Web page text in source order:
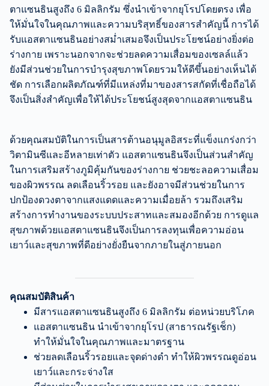
ตาแซนธินสูงถึง 6 มิลลิกรัม ซึ่งนำเข้าจากยุโรปโดยตรง เพื่อ
ให้มั่นใจในคุณภาพและความบริสุทธิ์ของสารสำคัญนี้ การได้
รับแอสตาแซนธินอย่างสม่ำเสมอจึงเป็นประโยชน์อย่างยิ่งต่อ
ร่างกาย เพราะนอกจากจะช่วยลดความเสื่อมของเซลล์แล้ว
ยังมีส่วนช่วยในการบำรุงสุขภาพโดยรวมให้ดีขึ้นอย่างเห็นได้
ชัด การเลือกผลิตภัณฑ์ที่มีแหล่งที่มาของสารสกัดที่เชื่อถือได้
จึงเป็นสิ่งสำคัญเพื่อให้ได้ประโยชน์สูงสุดจากแอสตาแซนธิน
ด้วยคุณสมบัติในการเป็นสารต้านอนุมูลอิสระที่แข็งแกร่งกว่า
วิตามินซีและอีหลายเท่าตัว แอสตาแซนธินจึงเป็นส่วนสำคัญ
ในการเสริมสร้างภูมิคุ้มกันของร่างกาย ช่วยชะลอความเสื่อม
ของผิวพรรณ ลดเลือนริ้วรอย และยังอาจมีส่วนช่วยในการ
ปกป้องดวงตาจากแสงแดดและความเมื่อยล้า รวมถึงเสริม
สร้างการทำงานของระบบประสาทและสมองอีกด้วย การดูแล
สุขภาพด้วยแอสตาแซนธินจึงเป็นการลงทุนเพื่อความอ่อน
เยาว์และสุขภาพที่ดีอย่างยั่งยืนจากภายในสู่ภายนอก
คุณสมบัติสินค้า
มีสารแอสตาแซนธินสูงถึง 6 มิลลิกรัม ต่อหน่วยบริโภค
แอสตาแซนธิน นำเข้าจากยุโรป (สาธารณรัฐเช็ก)
ทำให้มั่นใจในคุณภาพและมาตรฐาน
ช่วยลดเลือนริ้วรอยและจุดด่างดำ ทำให้ผิวพรรณดูอ่อน
เยาว์และกระจ่างใส